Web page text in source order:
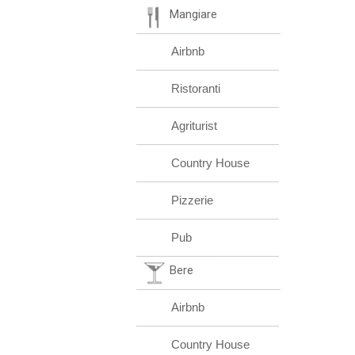
Mangiare
Airbnb
Ristoranti
Agriturist
Country House
Pizzerie
Pub
Bere
Airbnb
Country House